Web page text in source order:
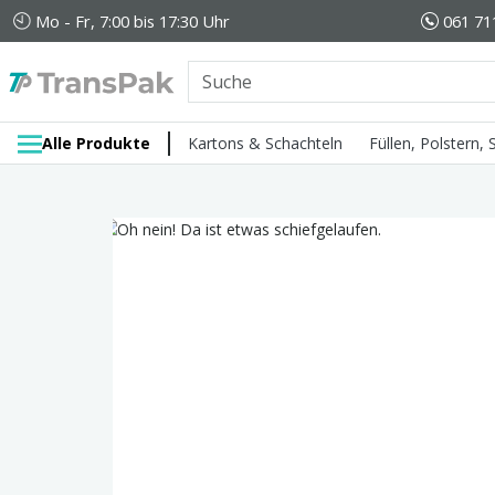
Mo - Fr, 7:00 bis 17:30 Uhr 061
Alle Produkte Kartons & Schachteln Füllen, Polstern,